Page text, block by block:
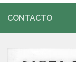
CONTACTO